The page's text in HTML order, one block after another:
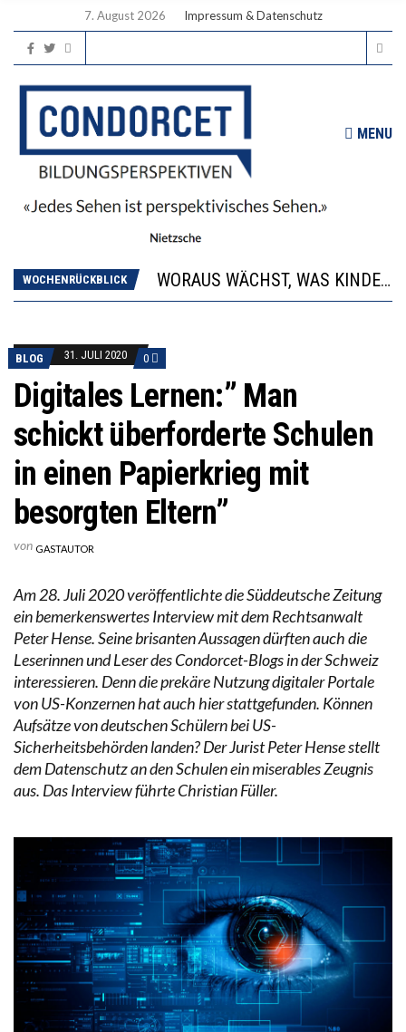
7. August 2026 Impressum & Datenschutz
MENU
WOCHENRÜCKBLICK
“WIR BEOBACHTEN EINEN REGELRECHTEN STURZFLUG BEI DEN LERNLEISTUNGEN”
DIE VERSTÄRKTE HARMONISIERUNG IM SCHULWESEN VERRINGERT DAS INNOVATIONSPOTENZIAL
BLOG 31. JULI 2020 0
Digitales Lernen:” Man
schickt überforderte Schulen
in einen Papierkrieg mit
besorgten Eltern”
von GASTAUTOR
Am 28. Juli 2020 veröffentlichte die Süddeutsche Zeitung
ein bemerkenswertes Interview mit dem Rechtsanwalt
Peter Hense. Seine brisanten Aussagen dürften auch die
Leserinnen und Leser des Condorcet-Blogs in der Schweiz
interessieren. Denn die prekäre Nutzung digitaler Portale
von US-Konzernen hat auch hier stattgefunden. Können
Aufsätze von deutschen Schülern bei US-
Sicherheitsbehörden landen? Der Jurist Peter Hense stellt
dem Datenschutz an den Schulen ein miserables Zeugnis
aus. Das Interview führte Christian Füller.